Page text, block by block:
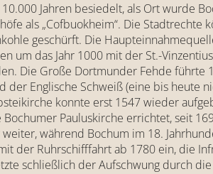
Jahren besiedelt, als Ort wurde
als „Cofbuokheim“. Die
geschürft. Die
um das Jahr 1000 mit der St.-
Die Große Dortmunder Fehde führte
der Englische Schweiß (eine bis heute
konnte erst 1547 wieder
Pauluskirche errichtet, seit
während Bochum im 18.
der Ruhrschifffahrt ab 1780 ein, die
schließlich der Aufschwung durch